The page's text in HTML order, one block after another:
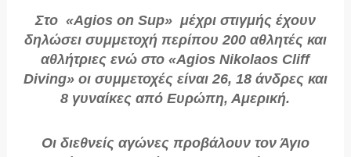
Στο «Agios on Sup» μέχρι στιγμής έχουν
δηλώσει συμμετοχή περίπου 200 αθλητές και
αθλήτριες ενώ στο «Agios Nikolaos Cliff
Diving» οι συμμετοχές είναι 26, 18 άνδρες και
8 γυναίκες από Ευρώπη, Αμερική.
Οι διεθνείς αγώνες προβάλουν τον Άγιο